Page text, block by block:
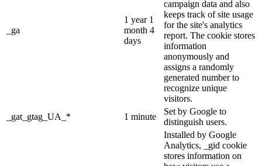
_ga
1 year 1
month 4
days
campaign data and also
keeps track of site usage
for the site's analytics
report. The cookie stores
information
anonymously and
assigns a randomly
generated number to
recognize unique
visitors.
_gat_gtag_UA_*
1 minute
Set by Google to
distinguish users.
Installed by Google
Analytics, _gid cookie
stores information on